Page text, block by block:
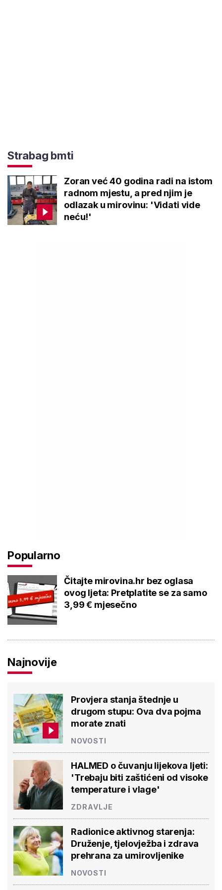
Strabag bmti
Zoran već 40 godina radi na istom
radnom mjestu, a pred njim je
odlazak u mirovinu: 'Vidati vide
neću!'
Popularno
Čitajte mirovina.hr bez oglasa
ovog ljeta: Pretplatite se za samo
3,99 € mjesečno
Najnovije
Provjera stanja štednje u
drugom stupu: Ova dva pojma
morate znati
NOVOSTI
HALMED o čuvanju lijekova ljeti:
'Trebaju biti zaštićeni od visoke
temperature i vlage'
ZDRAVLJE
Radionice aktivnog starenja:
Druženje, tjelovježba i zdrava
prehrana za umirovljenike
NOVOSTI